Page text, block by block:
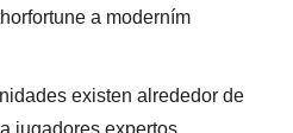
a moderním
existen alrededor de
jugadores expertos